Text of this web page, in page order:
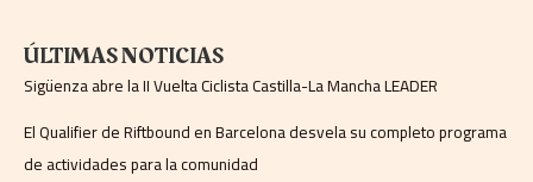
ÚLTIMAS NOTICIAS
Sigüenza abre la II Vuelta Ciclista Castilla-La Mancha LEADER
El Qualifier de Riftbound en Barcelona desvela su completo programa
de actividades para la comunidad